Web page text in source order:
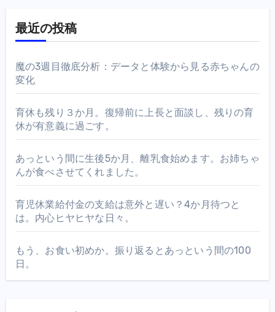
最近の投稿
魔の3週目徹底分析：データと体験から見る赤ちゃんの
変化
育休も残り３か月。復帰前に上長と面談し、残りの育
休が有意義に過ごす。
あっという間に生後5か月、離乳食始めます。お姉ちゃ
んが食べさせてくれました。
育児休業給付金の支給は意外と遅い？4か月待つと
は。内心ヒヤヒヤな日々。
もう、お食い初めか。振り返るとあっという間の100
日。